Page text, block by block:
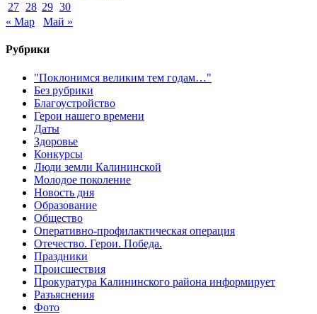
27 28 29 30
« Мар
Май »
Рубрики
"Поклонимся великим тем годам…"
Без рубрики
Благоустройство
Герои нашего времени
Даты
Здоровье
Конкурсы
Люди земли Калининской
Молодое поколение
Новость дня
Образование
Общество
Оперативно-профилактическая операция
Отечество. Герои. Победа.
Праздники
Происшествия
Прокуратура Калининского района информирует
Разъяснения
Фото